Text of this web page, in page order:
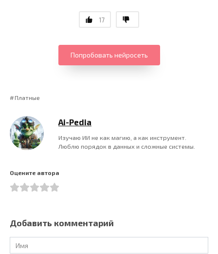
17
Попробовать нейросеть
Платные
Ai-Pedia
Изучаю ИИ не как магию, а как инструмент.
Люблю порядок в данных и сложные системы.
Оцените автора
Добавить комментарий
Имя
*